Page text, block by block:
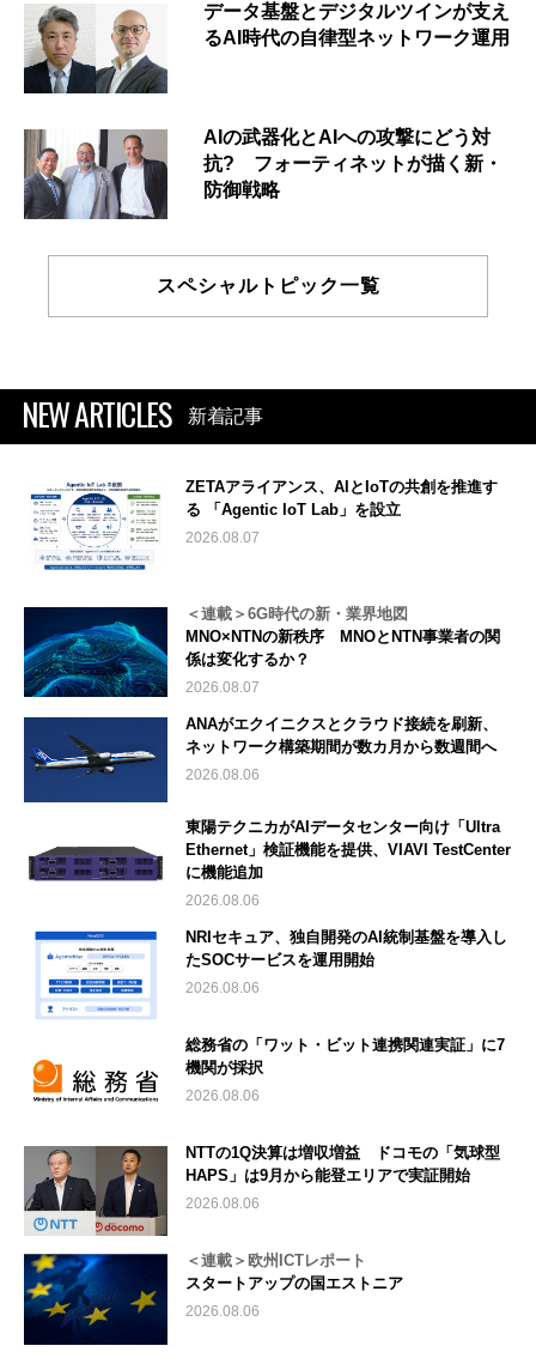
データ基盤とデジタルツインが支え
るAI時代の自律型ネットワーク運用
AIの武器化とAIへの攻撃にどう対
抗? フォーティネットが描く新・
防御戦略
スペシャルトピック一覧
NEW ARTICLES 新着記事
ZETAアライアンス、AIとIoTの共創を推進す
る 「Agentic IoT Lab」を設立
2026.08.07
＜連載＞6G時代の新・業界地図
MNO×NTNの新秩序 MNOとNTN事業者の関
係は変化するか？
2026.08.07
ANAがエクイニクスとクラウド接続を刷新、
ネットワーク構築期間が数カ月から数週間へ
2026.08.06
東陽テクニカがAIデータセンター向け「Ultra
Ethernet」検証機能を提供、VIAVI TestCenter
に機能追加
2026.08.06
NRIセキュア、独自開発のAI統制基盤を導入し
たSOCサービスを運用開始
2026.08.06
総務省の「ワット・ビット連携関連実証」に7
機関が採択
2026.08.06
NTTの1Q決算は増収増益 ドコモの「気球型
HAPS」は9月から能登エリアで実証開始
2026.08.06
＜連載＞欧州ICTレポート
スタートアップの国エストニア
2026.08.06